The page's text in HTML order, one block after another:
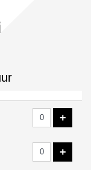
Aantal
tickets
+
+